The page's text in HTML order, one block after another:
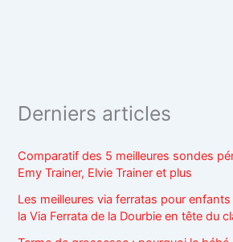
Derniers articles
Comparatif des 5 meilleures sondes
Emy Trainer, Elvie Trainer et plus
Les meilleures via ferratas pour
la Via Ferrata de la Dourbie en tête du